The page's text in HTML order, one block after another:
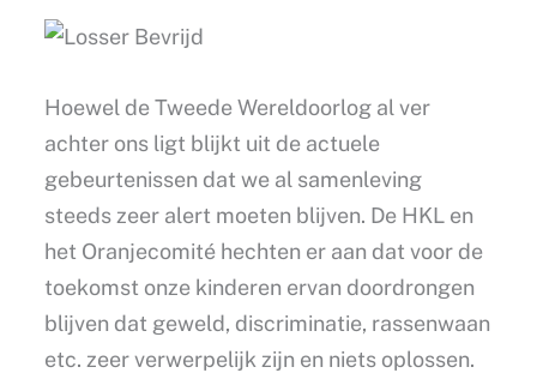
Hoewel de Tweede Wereldoorlog al ver
achter ons ligt blijkt uit de actuele
gebeurtenissen dat we al samenleving
steeds zeer alert moeten blijven. De HKL en
het Oranjecomité hechten er aan dat voor de
toekomst onze kinderen ervan doordrongen
blijven dat geweld, discriminatie, rassenwaan
etc. zeer verwerpelijk zijn en niets oplossen.